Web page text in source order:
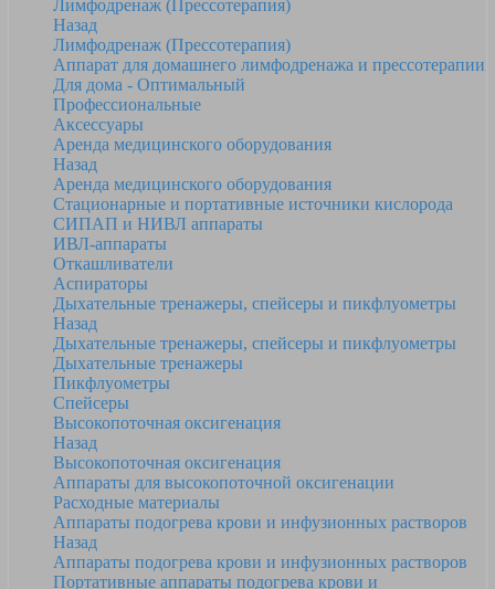
Лимфодренаж (Прессотерапия)
Назад
Лимфодренаж (Прессотерапия)
Аппарат для домашнего лимфодренажа и прессотерапии
Для дома - Оптимальный
Профессиональные
Аксессуары
Аренда медицинского оборудования
Назад
Аренда медицинского оборудования
Стационарные и портативные источники кислорода
СИПАП и НИВЛ аппараты
ИВЛ-аппараты
Откашливатели
Аспираторы
Дыхательные тренажеры, спейсеры и пикфлуометры
Назад
Дыхательные тренажеры, спейсеры и пикфлуометры
Дыхательные тренажеры
Пикфлуометры
Спейсеры
Высокопоточная оксигенация
Назад
Высокопоточная оксигенация
Аппараты для высокопоточной оксигенации
Расходные материалы
Аппараты подогрева крови и инфузионных растворов
Назад
Аппараты подогрева крови и инфузионных растворов
Портативные аппараты подогрева крови и